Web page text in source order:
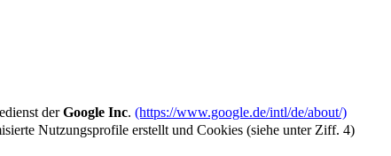
derGoogle Inc. (https://www.google.de/intl/de/about/)
Nutzungsprofile erstellt und Cookies (siehe unter Ziff. 4)